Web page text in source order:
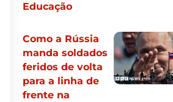
Educação
Como a Rússia
manda soldados
feridos de volta
para a linha de
frente na